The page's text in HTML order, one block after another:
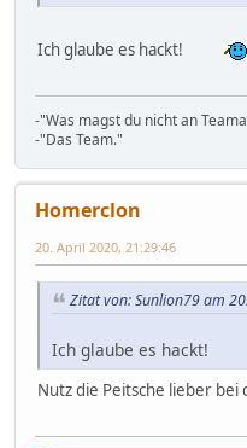
Ich glaube es hackt!
-"Was magst du nicht an
-"Das Team."
Homerclon
20. April 2020, 21:29:46
Zitat von: Sunlion79 am
Ich glaube es hackt!
Nutz die Peitsche lieber bei